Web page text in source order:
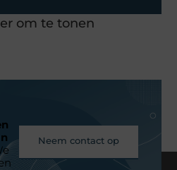
om te tonen
Neem contact op